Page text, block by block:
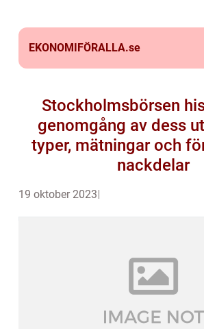
EKONOMIFÖRALLA.se
Stockholmsbörsen
genomgång av dess
typer, mätningar och
nackdelar
19 oktober 2023